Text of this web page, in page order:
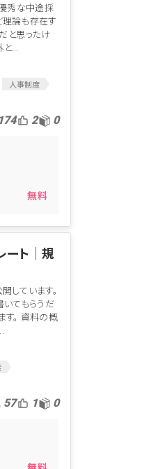
秀な中途採
論も存在す
と思ったけ
と...
人事制度
174 2 0
無料
ート│規
しています。
てもらうだ
。 資料の概
57 1 0